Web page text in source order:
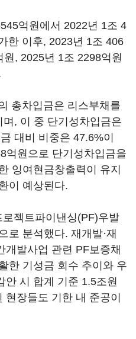
억원에서 2022년 1조 4
한 이후, 2023년 1조 406
, 2025년 1조 2298억원
총차입금은 리스부채를
, 이 중 단기성차입금은
대비 비중은 47.6%이
억원으로 단기성차입금을
잉여현금창출력이 유지
이 예상된다.
젝트파이낸싱(PF)우발
로 분석했다. 재개발·재
개발사업 관련 PF보증채
한 기성금 회수 추이와 우
안 시 합계 기준 1.5조원
장들도 기한 내 준공이